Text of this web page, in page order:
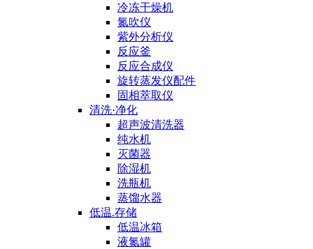
冷冻干燥机
氮吹仪
紫外分析仪
反应釜
反应合成仪
旋转蒸发仪配件
固相萃取仪
清洗·净化
超声波清洗器
纯水机
灭菌器
除湿机
洗瓶机
蒸馏水器
低温.存储
低温冰箱
液氮罐